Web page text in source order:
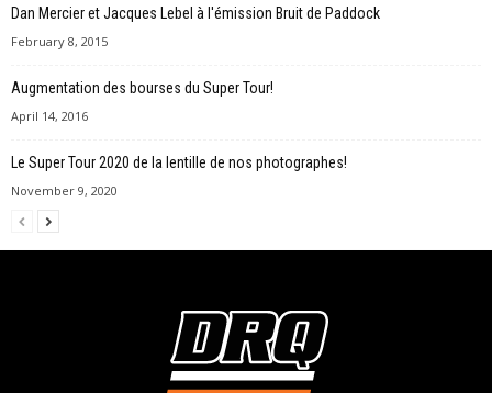
Dan Mercier et Jacques Lebel à l'émission Bruit de Paddock
February 8, 2015
Augmentation des bourses du Super Tour!
April 14, 2016
Le Super Tour 2020 de la lentille de nos photographes!
November 9, 2020